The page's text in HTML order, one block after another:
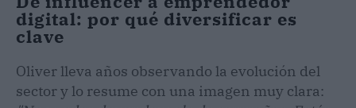
digital: por qué diversificar es
clave
Oliver lleva años observando la evolución del
sector y lo resume con una imagen muy clara: